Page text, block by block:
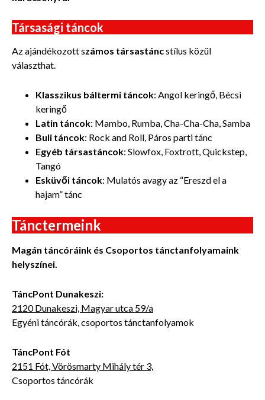
Társasági táncok
Az ajándékozott számos társastáncstílus közül
választhat.
Klasszikus báltermi táncok: Angol keringő, Bécsi
keringő
Latin táncok: Mambo, Rumba, Cha-Cha-Cha, Samba
Buli táncok: Rock and Roll, Páros parti tánc
Egyéb társastáncok: Slowfox, Foxtrott, Quickstep,
Tangó
Esküvői táncok: Mulatós avagy az “Ereszd el a
hajam” tánc
Tánctermeink
Magán táncóráink és Csoportos tánctanfolyamaink
helyszínei.
TáncPont Dunakeszi:
2120 Dunakeszi, Magyar utca 59/a
Egyéni táncórák, csoportos tánctanfolyamok
TáncPont Fót
2151 Fót, Vörösmarty Mihály tér 3,
Csoportos táncórák